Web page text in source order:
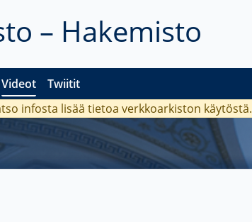
– Hakemisto
Videot Twiitit
infosta lisää tietoa verkkoarkiston käytöstä.